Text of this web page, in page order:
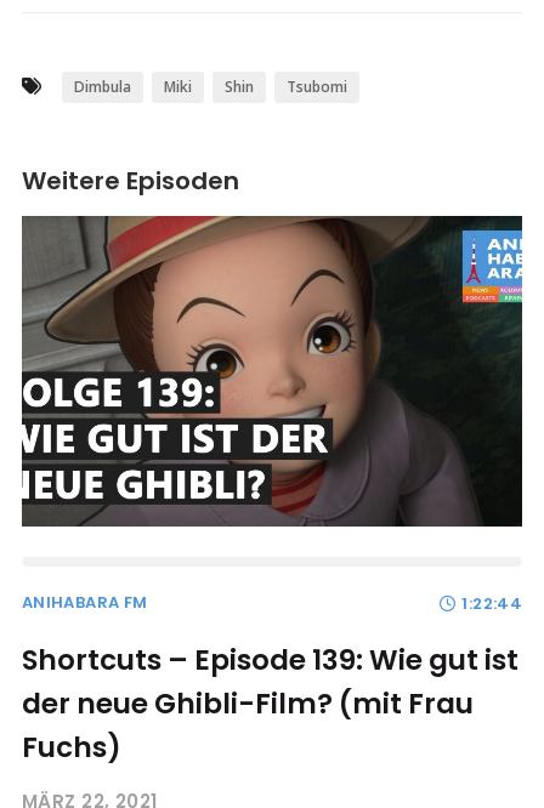
Dimbula Miki Shin Tsubomi
Weitere Episoden
ANIHABARA FM 1:22:44
Shortcuts – Episode 139: Wie gut ist
der neue Ghibli-Film? (mit Frau
Fuchs)
MÄRZ 22, 2021